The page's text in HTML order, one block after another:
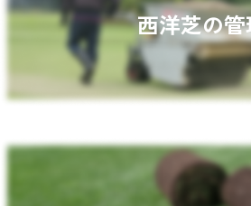
西洋芝の